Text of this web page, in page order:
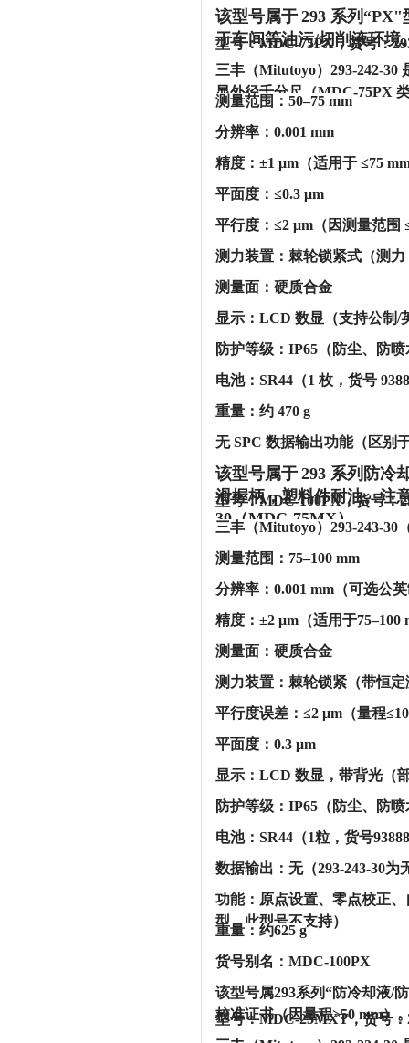
该型号属于 293 系列“PX"
于车间等油污/切削液环境
型号：MDC-75PX，货号：
三丰（Mitutoyo）293-242-30
显外径千分尺（MDC-75PX
‌测量范围‌：50–75 mm
‌分辨率‌：0.001 mm
精度‌：±1 μm（适用于 ≤75
‌平面度‌：≤0.3 μm
平行度‌：≤2 μm（因测量范围
测力装置‌：棘轮锁紧式（测力
‌测量面‌：硬质合金
显示‌：LCD 数显（支持公制/
防护等级‌：IP65（防尘、防喷
电池‌：SR44（1 枚，货号
‌重量‌：约 ‌470 g‌
无 SPC 数据输出功能‌（区别
该型号属于 ‌293 系列防冷
滑握柄，塑料件耐油。注
30（MDC-75MX）。
型号：MDC-100PX，货号：
三丰（Mitutoyo）293-243-
‌测量范围‌：75–100 mm
分辨率‌：0.001 mm（可选公
精度‌：±2 μm（适用于75–100
‌测量面‌：硬质合金
测力装置‌：棘轮锁紧（带恒定
平行度误差‌：≤2 μm（量程
‌平面度‌：0.3 μm
显示‌：LCD 数显，带背光（
防护等级‌：IP65（防尘、防
电池‌：SR44（1粒，货号
数据输出‌：‌无‌（293-243-30为
功能‌：原点设置、零点校正
型，此型号不支持）
‌重量‌：约625 g
‌货号别名‌：MDC-100PX ‌‌
该型号属293系列“防冷却液/
校准证书‌（因量程>50 mm）
型号：MDC-25MXT，货号：